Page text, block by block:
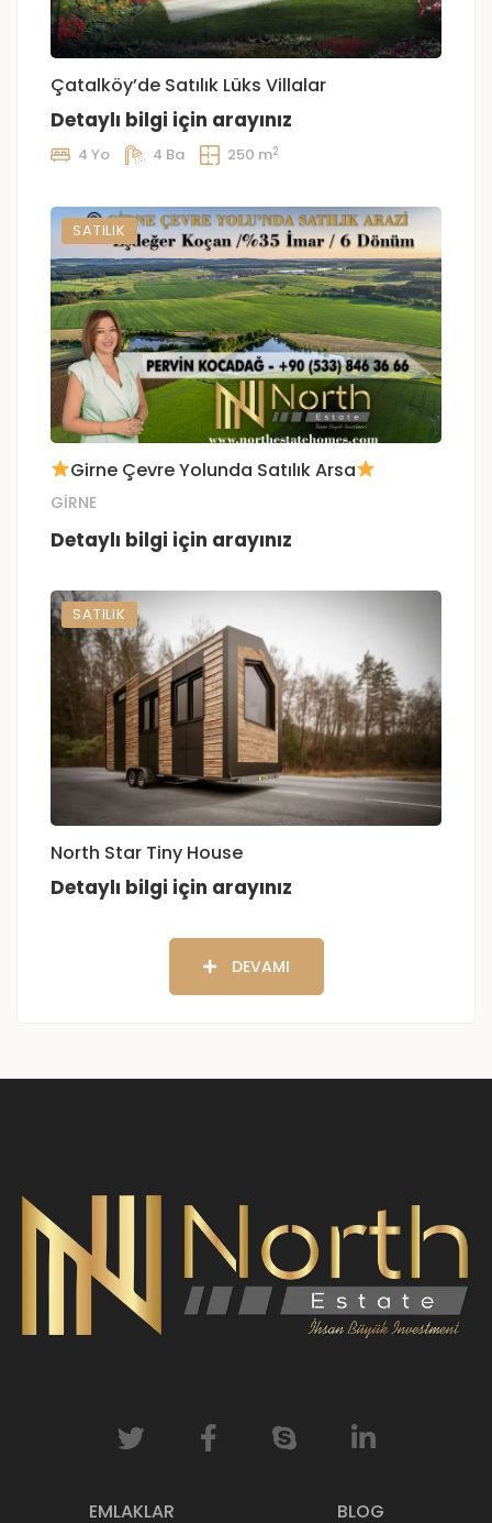
Çatalköy’de Satılık Lüks Villalar
Detaylı bilgi için arayınız
4 Yo 4 Ba 250 m2
SATILIK
Girne Çevre Yolunda Satılık Arsa
GİRNE
Detaylı bilgi için arayınız
SATILIK
North Star Tiny House
Detaylı bilgi için arayınız
DEVAMI
EMLAKLAR BLOG